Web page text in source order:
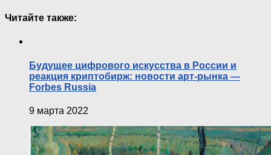
Читайте также:
Будущее цифрового искусства в России и
реакция криптобирж: новости арт-рынка —
Forbes Russia
9 марта 2022